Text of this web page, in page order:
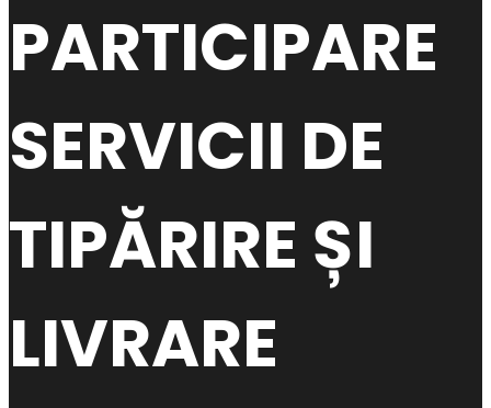
PARTICIPARE
SERVICII DE
TIPĂRIRE ȘI
LIVRARE